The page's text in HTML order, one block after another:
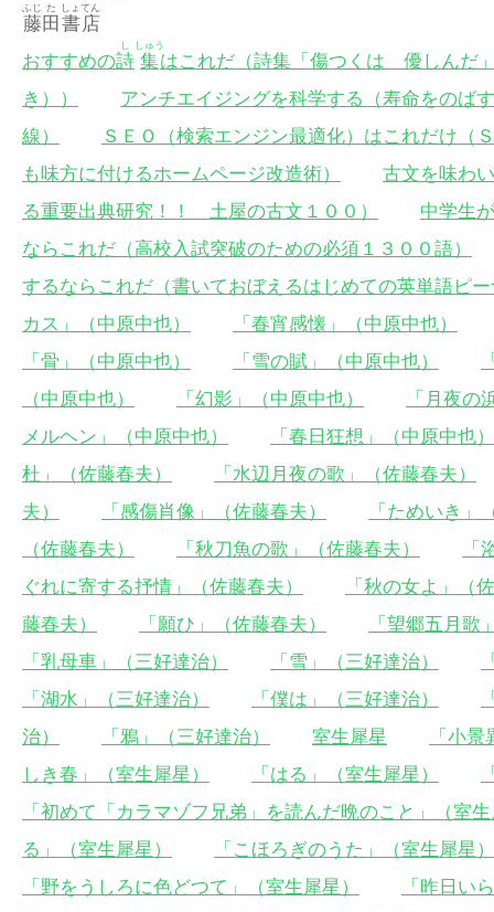
藤
ふじ
田
た
書
しょ
店
てん
おすすめの詩
し
集
しゅう
はこれだ（詩集「傷つくは 優しんだ
き））
アンチエイジングを科学する（寿命をの
線）
ＳＥＯ（検索エンジン最適化）はこれだけ（
も味方に付けるホームページ改造術）
古文を味わ
る重要出典研究！！ 土屋の古文１００）
中学生
ならこれだ（高校入試突破のための必須１３００語）
するならこれだ（書いておぼえるはじめての英単語ピ
カス」（中原中也）
「春宵感懐」（中原中也）
「骨」（中原中也）
「雪の賦」（中原中也）
（中原中也）
「幻影」（中原中也）
「月夜の
メルヘン」（中原中也）
「春日狂想」（中原中也）
杜」（佐藤春夫）
「水辺月夜の歌」（佐藤春夫）
夫）
「感傷肖像」（佐藤春夫）
「ためいき」
（佐藤春夫）
「秋刀魚の歌」（佐藤春夫）
「
ぐれに寄する抒情」（佐藤春夫）
「秋の女よ」（
藤春夫）
「願ひ」（佐藤春夫）
「望郷五月歌
「乳母車」（三好達治）
「雪」（三好達治）
「湖水」（三好達治）
「僕は」（三好達治）
治）
「鴉」（三好達治） 室生犀星
「小
しき春」（室生犀星）
「はる」（室生犀星）
「初めて「カラマゾフ兄弟」を読んだ晩のこと」（室
る」（室生犀星）
「こほろぎのうた」（室生犀星）
「野をうしろに色どつて」（室生犀星）
「昨日い